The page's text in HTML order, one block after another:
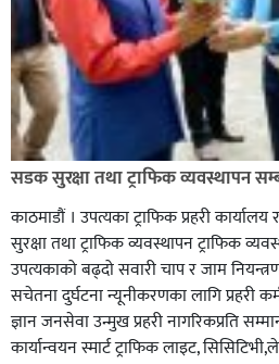
ग्यासमा कालोबजारी गरेको
सबैजसो डिलरमा प्रशासनले अनुगमन
सडक सुरक्षा तथा ट्राफिक व्यवस्थापन
काठमाडौं । उपत्यका ट्राफिक प्रहरी
सुरक्षा तथा ट्राफिक व्यवस्थापन ट्राफिक
उपत्यकाको बढ्दो सवारी चाप र जाम
सचेतना दुर्घटना न्यूनीकरणका लागि प्रहरी
ज्ञान जनसेवा उन्मुख प्रहरी नागरिकप्रति
कार्यान्वयन स्मार्ट ट्राफिक लाइट,